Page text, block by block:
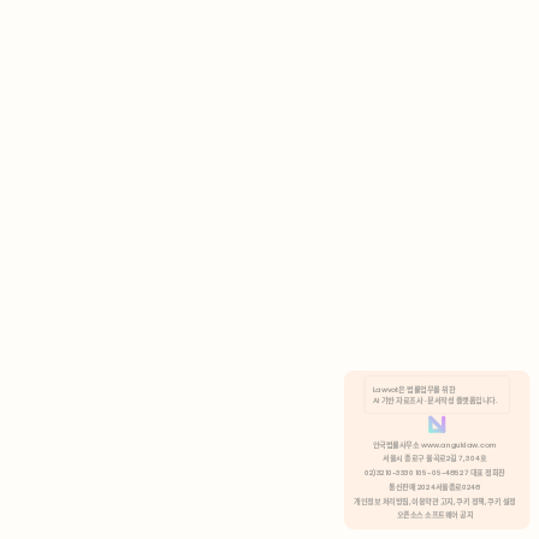
분석 쿠키 허용
Lawvot은 법률업무를 위한
AI 기반 자료조사 · 문서작성 플랫폼입니다.
안국법률사무소 www.anguklaw.com
서울시 종로구 율곡로2길 7, 304호
02)3210-3330 105-05-48527 대표 정희찬
통신판매 2024서울종로0248
개인정보 처리방침, 이용약관 고지, 쿠키 정책, 쿠키 설정
오픈소스 소프트웨어 공지